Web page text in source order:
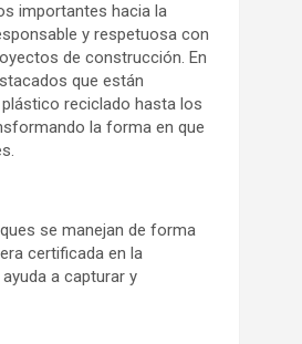
importantes hacia la
y respetuosa con
de construcción. En
que están
reciclado hasta los
la forma en que
se manejan de forma
certificada en la
a capturar y